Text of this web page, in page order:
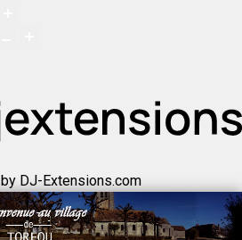
by DJ-Extensions.com